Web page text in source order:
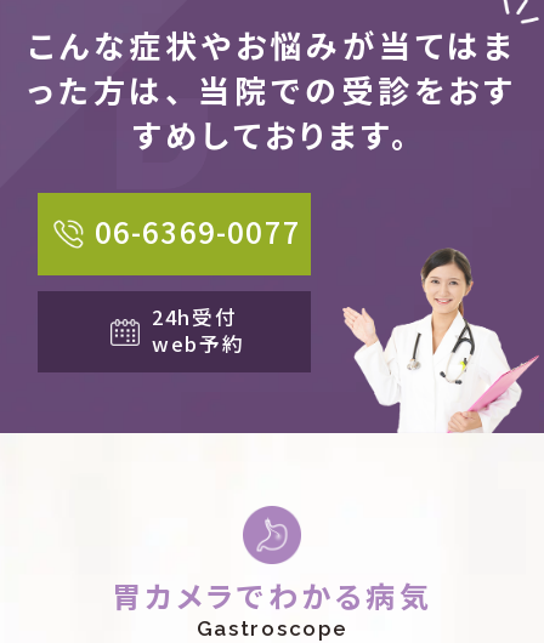
こんな症状やお悩みが当てはま
った方は、 当院での受診をおす
すめしております。
06-6369-0077
24h受付
web予約
胃カメラでわかる病気
Gastroscope